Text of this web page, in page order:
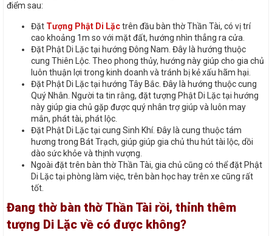
điểm sau:
Đặt Tượng Phật Di Lặctrên đầu bàn thờ Thần Tài, có vị trí
cao khoảng 1m so với mặt đất, hướng nhìn thẳng ra cửa.
Đặt Phật Di Lặc tại hướng Đông Nam. Đây là hướng thuộc
cung Thiên Lộc. Theo phong thủy, hướng này giúp cho gia chủ
luôn thuận lợi trong kinh doanh và tránh bị kẻ xấu hãm hại.
Đặt Phật Di Lặc tại hướng Tây Bắc. Đây là hướng thuộc cung
Quý Nhân. Người ta tin rằng, đặt tượng Phật Di Lặc tại hướng
này giúp gia chủ gặp được quý nhân trợ giúp và luôn may
mắn, phát tài, phát lộc.
Đặt Phật Di Lặc tại cung Sinh Khí. Đây là cung thuộc tám
hương trong Bát Trạch, giúp giúp gia chủ thu hút tài lộc, dồi
dào sức khỏe và thịnh vượng.
Ngoài đặt trên bàn thờ Thần Tài, gia chủ cũng có thể đặt Phật
Di Lặc tại phòng làm việc, trên bàn học hay trên xe cũng rất
tốt.
Đang thờ bàn thờ Thần Tài rồi, thỉnh thêm
tượng Di Lặc về có được không?